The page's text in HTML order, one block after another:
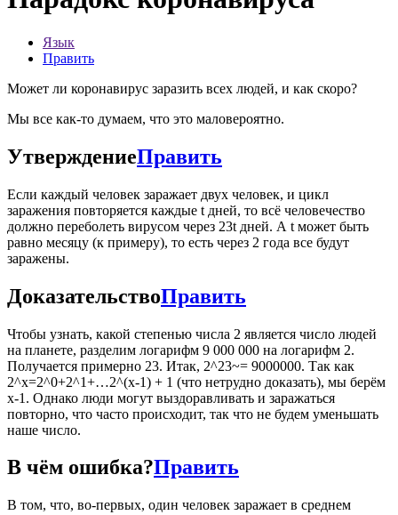
Язык
Править
Может ли коронавирус заразить всех людей, и как скоро?
Мы все как-то думаем, что это маловероятно.
УтверждениеПравить
Если каждый человек заражает двух человек, и цикл
заражения повторяется каждые t дней, то всё человечество
должно переболеть вирусом через 23t дней. А t может быть
равно месяцу (к примеру), то есть через 2 года все будут
заражены.
ДоказательствоПравить
Чтобы узнать, какой степенью числа 2 является число людей
на планете, разделим логарифм 9 000 000 на логарифм 2.
Получается примерно 23. Итак, 2^23~= 9000000. Так как
2^x=2^0+2^1+…2^(x-1) + 1 (что нетрудно доказать), мы берём
x-1. Однако люди могут выздоравливать и заражаться
повторно, что часто происходит, так что не будем уменьшать
наше число.
В чём ошибка?Править
В том, что, во-первых, один человек заражает в среднем